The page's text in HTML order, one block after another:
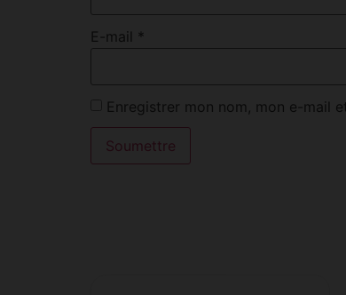
E-mail *
Enregistrer mon nom, mon e-mail